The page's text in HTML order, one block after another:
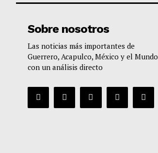
Sobre nosotros
Las noticias más importantes de
Guerrero, Acapulco, México y el Mundo
con un análisis directo